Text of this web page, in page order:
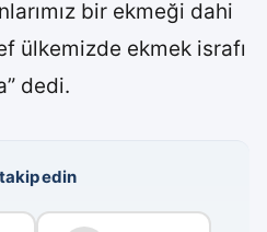
bir ekmeği dahi
ülkemizde ekmek israfı
dedi.
edin